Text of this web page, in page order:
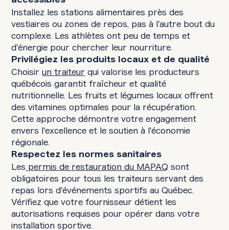
Installez les stations alimentaires près des
vestiaires ou zones de repos, pas à l'autre bout du
complexe. Les athlètes ont peu de temps et
d'énergie pour chercher leur nourriture.
Privilégiez les produits locaux et de qualité
Choisirun traiteurqui valorise les producteurs
québécois garantit fraîcheur et qualité
nutritionnelle. Les fruits et légumes locaux offrent
des vitamines optimales pour la récupération.
Cette approche démontre votre engagement
envers l'excellence et le soutien à l'économie
régionale.
Respectez les normes sanitaires
Les permis de restauration du MAPAQ sont
obligatoires pour tous les traiteurs servant des
repas lors d'événements sportifs au Québec.
Vérifiez que votre fournisseur détient les
autorisations requises pour opérer dans votre
installation sportive.